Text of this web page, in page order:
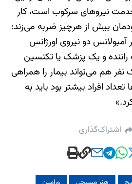
نیروهای سرکوب است، کار
بیش از هرچیز ضربه می‌زند:
دو نیروی اورژانس
راننده و یک پزشک یا تکنسین
هم می‌تواند بیمار را همراهی
افراد بیشتر بود باید به
اشتراک‌گذاری